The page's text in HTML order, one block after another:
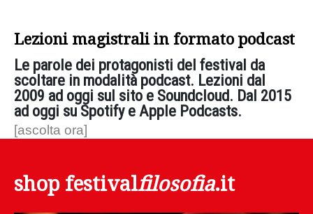
Lezioni magistrali in formato podcast
Le parole dei protagonisti del festival da
scoltare in modalità podcast. Lezioni dal
2009 ad oggi sul sito e Soundcloud. Dal 2015
ad oggi su Spotify e Apple Podcasts.
[ascolta ora]
shop festivalfilosofia.it